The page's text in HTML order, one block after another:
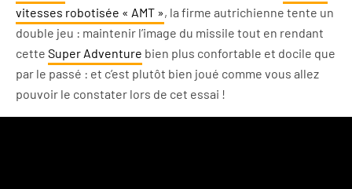
vitesses robotisée « AMT », la firme autrichienne tente un
double jeu : maintenir l’image du missile tout en rendant
cette Super Adventure bien plus confortable et docile que
par le passé : et c’est plutôt bien joué comme vous allez
pouvoir le constater lors de cet essai !